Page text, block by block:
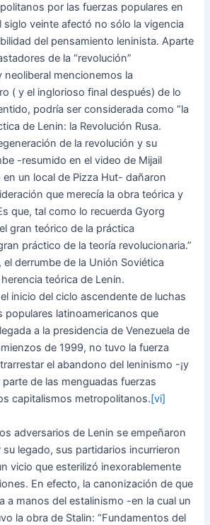
por las fuerzas populares en
siglo veinte afectó no sólo la vigencia
del pensamiento leninista. Aparte
de la “revolución”
mencionemos la
( y el inglorioso final después) de lo
podría ser considerada como “la
de Lenin: la Revolución Rusa.
de la revolución y su
-resumido en el video de Mijail
un local de Pizza Hut- dañaron
que merecía la obra teórica y
que, tal como lo recuerda Gyorg
gran teórico de la práctica
práctico de la teoría revolucionaria.”
el derrumbe de la Unión Soviética
teórica de Lenin.
inicio del ciclo ascendente de luchas
populares latinoamericanos que
a la presidencia de Venezuela de
de 1999, no tuvo la fuerza
el abandono del leninismo -¡y
de las menguadas fuerzas
capitalismos metropolitanos.[vi]
adversarios de Lenin se empeñaron
legado, sus partidarios incurrieron
vicio que esterilizó inexorablemente
En efecto, la canonización de que
a manos del estalinismo -en la cual un
la obra de Stalin: “Fundamentos del